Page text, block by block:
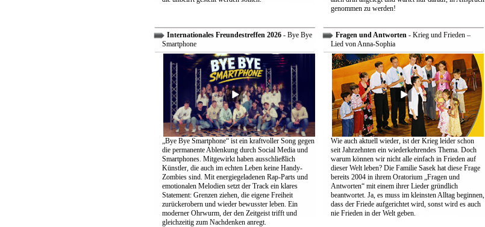
genommen zu werden!
Internationales Freundestreffen 2026- Bye Bye
Smartphone
„Bye Bye Smartphone“ ist ein kraftvoller Song gegen
die permanente Ablenkung durch Social Media und
Smartphones. Mitgewirkt haben ausschließlich
Künstler, die auch im echten Leben keine Handy-
Zombies sind. Mit energiegeladenen Rap-Parts und
emotionalen Melodien setzt der Track ein klares
Statement: Grenzen ziehen, die eigene Freiheit
zurückerobern und wieder bewusster leben. Ein
moderner Ohrwurm, der den Zeitgeist trifft und
gleichzeitig zum Nachdenken anregt.
Fragen und Antworten- Krieg und Frieden –
Lied von Anna-Sophia
Wie auch aktuell wieder, ist der Krieg leider schon
seit Jahrzehnten ein wiederkehrendes Thema. Doch
warum können wir nicht alle einfach in Frieden auf
dieser Welt leben? Die Familie Sasek hat diese Frage
bereits 2004 in ihrem Oratorium „Fragen und
Antworten“ mit einem ihrer Lieder gründlich
beantwortet. Ja, es muss im kleinsten Alltag beginnen,
dass der Friede aufgerichtet wird, sonst wird es auch
nie Frieden in der Welt geben.